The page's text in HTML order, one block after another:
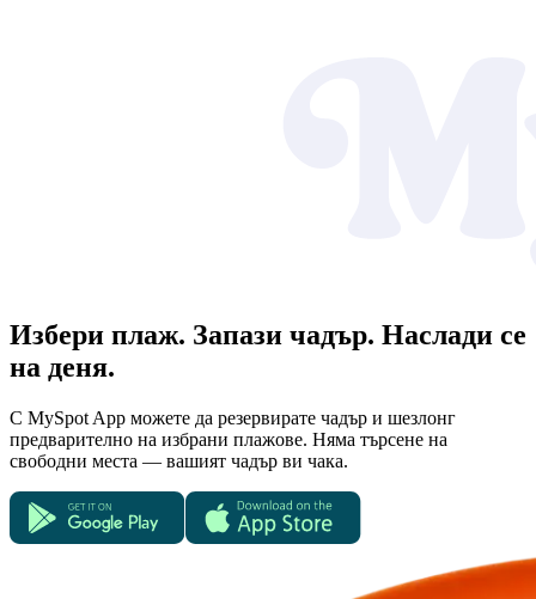
Избери плаж. Запази чадър. Наслади се
на деня.
С MySpot App можете да резервирате чадър и шезлонг
предварително на избрани плажове. Няма търсене на
свободни места — вашият чадър ви чака.